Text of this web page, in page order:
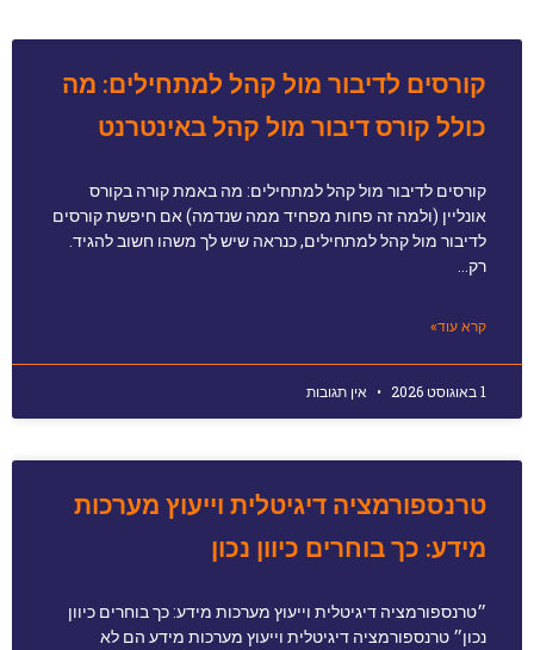
קורסים לדיבור מול קהל למתחילים: מה
כולל קורס דיבור מול קהל באינטרנט
קורסים לדיבור מול קהל למתחילים: מה באמת קורה בקורס
אונליין (ולמה זה פחות מפחיד ממה שנדמה) אם חיפשת קורסים
לדיבור מול קהל למתחילים, כנראה שיש לך משהו חשוב להגיד.
רק…
קרא עוד»
1 באוגוסט 2026 אין תגובות
טרנספורמציה דיגיטלית וייעוץ מערכות
מידע: כך בוחרים כיוון נכון
״טרנספורמציה דיגיטלית וייעוץ מערכות מידע: כך בוחרים כיוון
נכון״ טרנספורמציה דיגיטלית וייעוץ מערכות מידע הם לא